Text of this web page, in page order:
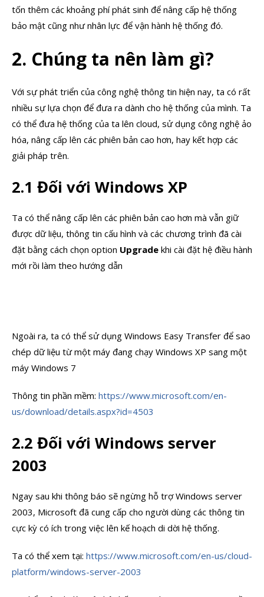
tốn thêm các khoảng phí phát sinh để nâng cấp hệ thống
bảo mật cũng như nhân lực để vận hành hệ thống đó.
2. Chúng ta nên làm gì?
Với sự phát triển của công nghệ thông tin hiện nay, ta có rất
nhiều sự lựa chọn để đưa ra dành cho hệ thống của mình. Ta
có thể đưa hệ thống của ta lên cloud, sử dụng công nghệ ảo
hóa, nâng cấp lên các phiên bản cao hơn, hay kết hợp các
giải pháp trên.
2.1 Đối với Windows XP
Ta có thể nâng cấp lên các phiên bản cao hơn mà vẫn giữ
được dữ liệu, thông tin cấu hình và các chương trình đã cài
đặt bằng cách chọn option Upgrade khi cài đặt hệ điều hành
mới rồi làm theo hướng dẫn
Ngoài ra, ta có thể sử dụng Windows Easy Transfer để sao
chép dữ liệu từ một máy đang chạy Windows XP sang một
máy Windows 7
Thông tin phần mềm: https://www.microsoft.com/en-
us/download/details.aspx?id=4503
2.2 Đối với Windows server
2003
Ngay sau khi thông báo sẽ ngừng hỗ trợ Windows server
2003, Microsoft đã cung cấp cho người dùng các thông tin
cực kỳ có ích trong việc lên kế hoạch di dời hệ thống.
Ta có thể xem tại: https://www.microsoft.com/en-us/cloud-
platform/windows-server-2003